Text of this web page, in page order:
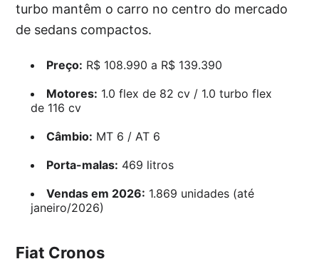
turbo mantêm o carro no centro do mercado
de sedans compactos.
Preço: R$ 108.990 a R$ 139.390
Motores: 1.0 flex de 82 cv / 1.0 turbo flex
de 116 cv
Câmbio: MT 6 / AT 6
Porta-malas: 469 litros
Vendas em 2026: 1.869 unidades (até
janeiro/2026)
Fiat Cronos